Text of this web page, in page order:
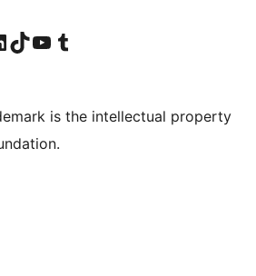
একাউণ্টলৈ যাওক
আমাৰ TikTok একাউণ্টলৈ যাওকআমাৰ YouTube চেনেললৈ যাওকআমাৰ Tumblr একাউণ্টলৈ যাওক
is the intellectual property